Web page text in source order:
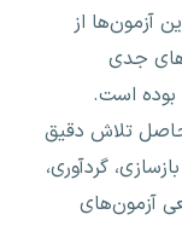
آزمون‌ها از
جدی
بوده است.
تلاش دقیق
گردآوری،
آزمون‌های